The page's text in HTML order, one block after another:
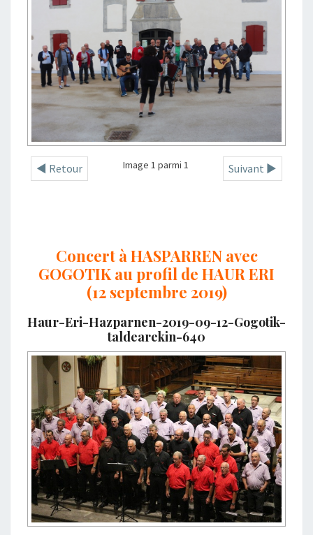
◄ Retour Suivant ►
Image 1 parmi 1
Concert à HASPARREN avec
GOGOTIK au profil de HAUR ERI
(12 septembre 2019)
Haur-Eri-Hazparnen-2019-09-12-Gogotik-
taldearekin-640